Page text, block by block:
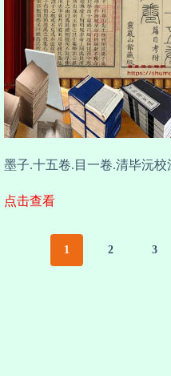
墨子.十五卷.目一卷.清毕沅
点击查看
1 2 3